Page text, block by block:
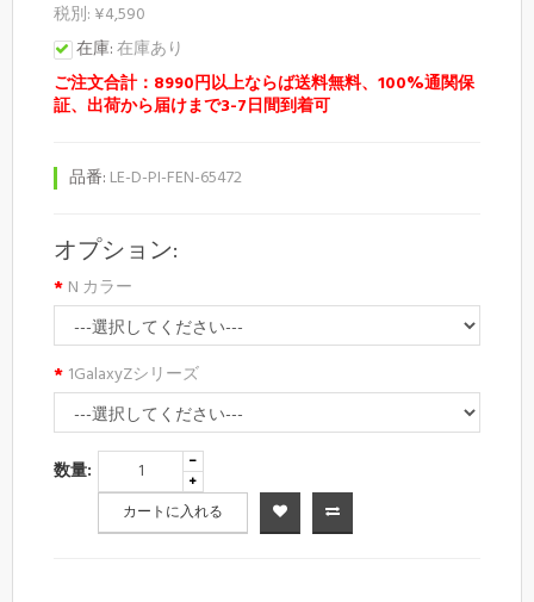
税別: ¥4,590
在庫:在庫あり
ご注文合計：8990円以上ならば送料無料、100%通関保
証、出荷から届けまで3-7日間到着可
品番: LE-D-PI-FEN-65472
オプション:
N カラー
1GalaxyZシリーズ
数量:
カートに入れる